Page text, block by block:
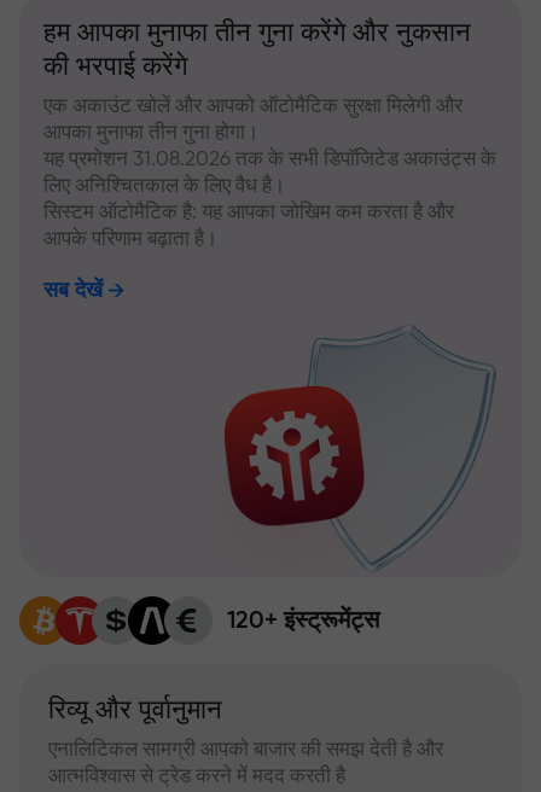
हम आपका मुनाफा तीन गुना करेंगे और नुकसान
की भरपाई करेंगे
एक अकाउंट खोलें और आपको ऑटोमैटिक सुरक्षा मिलेगी और
आपका मुनाफा तीन गुना होगा।
यह प्रमोशन 31.08.2026 तक के सभी डिपॉजिटेड अकाउंट्स के
लिए अनिश्चितकाल के लिए वैध है।
सिस्टम ऑटोमैटिक है: यह आपका जोखिम कम करता है और
आपके परिणाम बढ़ाता है।
सब देखें
120+ इंस्ट्रूमेंट्स
रिव्यू और पूर्वानुमान
एनालिटिकल सामग्री आपको बाजार की समझ देती है और
आत्मविश्वास से ट्रेड करने में मदद करती है